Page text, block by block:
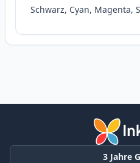
Schwarz, Cyan, Magenta,
3 Jahre